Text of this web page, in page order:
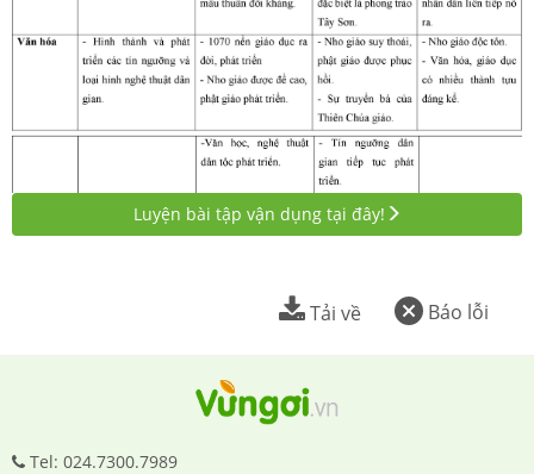
Luyện bài tập vận dụng tại đây!
Báo lỗi
Tải về
Tel: 024.7300.7989